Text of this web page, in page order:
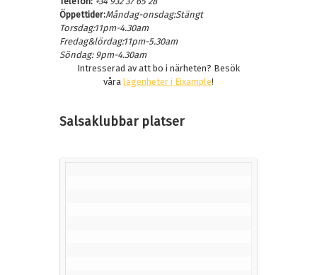
Öppettider:Måndag-onsdag:Stängt
Torsdag:11pm-4.30am
Fredag&lördag:11pm-5.30am
Söndag: 9pm-4.30am
Intresserad av att bo i närheten? Besök
våra lägenheter i Eixample!
Salsaklubbar platser